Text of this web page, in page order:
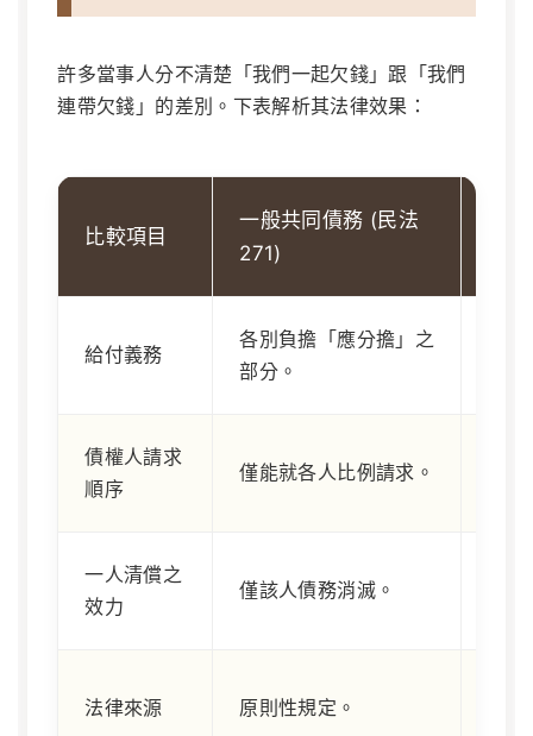
許多當事人分不清楚「我們一起欠錢」跟「我們
連帶欠錢」的差別。下表解析其法律效果：
比較項目
一般共同債務 (民法
271)
給付義務
各別負擔「應分擔」之
部分。
債權人請求
順序
僅能就各人比例請求。
一人清償之
效力
僅該人債務消滅。
法律來源 原則性規定。